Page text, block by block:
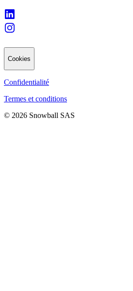
Cookies
Confidentialité
Termes et conditions
© 2026 Snowball SAS